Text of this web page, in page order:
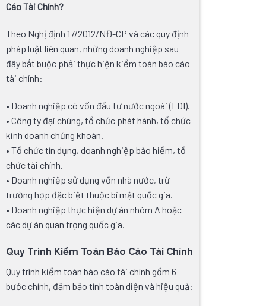
Cáo Tài Chính?
Theo Nghị định 17/2012/NĐ-CP và các quy định
pháp luật liên quan, những doanh nghiệp sau
đây bắt buộc phải thực hiện kiểm toán báo cáo
tài chính:
• Doanh nghiệp có vốn đầu tư nước ngoài (FDI).
• Công ty đại chúng, tổ chức phát hành, tổ chức
kinh doanh chứng khoán.
• Tổ chức tín dụng, doanh nghiệp bảo hiểm, tổ
chức tài chính.
• Doanh nghiệp sử dụng vốn nhà nước, trừ
trường hợp đặc biệt thuộc bí mật quốc gia.
• Doanh nghiệp thực hiện dự án nhóm A hoặc
các dự án quan trọng quốc gia.
Quy Trình Kiểm Toán Báo Cáo Tài Chính
Quy trình kiểm toán báo cáo tài chính gồm 6
bước chính, đảm bảo tính toàn diện và hiệu quả: